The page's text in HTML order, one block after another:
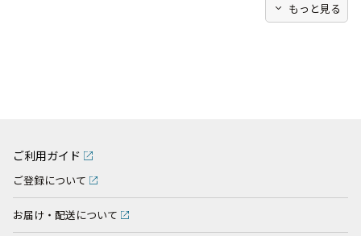
expand_more もっと見る
ご利用ガイド
ご登録について
お届け・配送について